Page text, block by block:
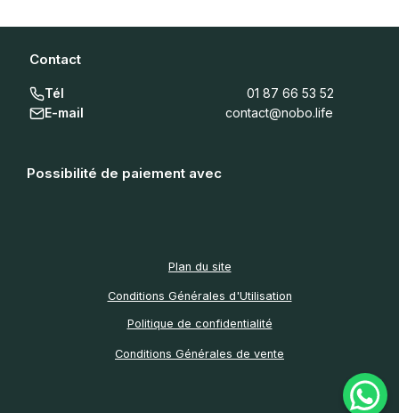
Contact
Tél
01 87 66 53 52
E-mail
contact@nobo.life
Possibilité de paiement avec
Plan du site
Conditions Générales d'Utilisation
Politique de confidentialité
Conditions Générales de vente